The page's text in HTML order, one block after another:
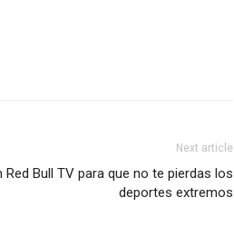
Next article
Red Bull TV para que no te pierdas los
deportes extremos